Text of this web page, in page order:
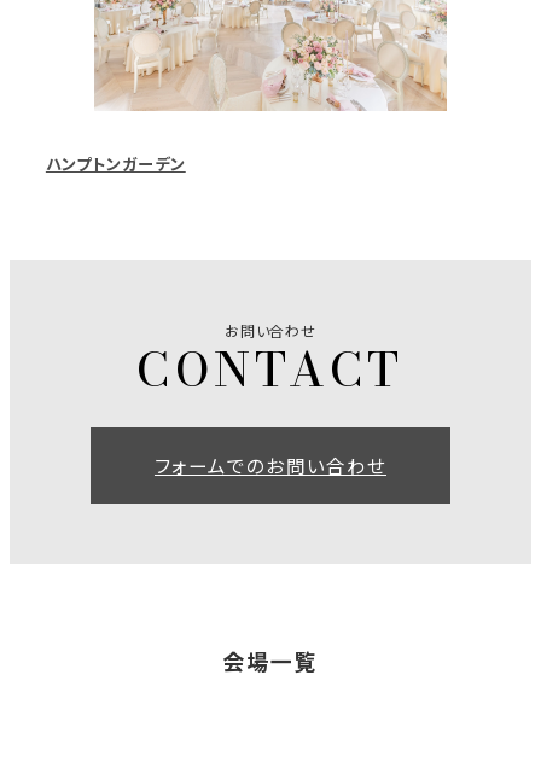
ハンプトンガーデン
お問い合わせ
フォームでのお問い合わせ
会場一覧